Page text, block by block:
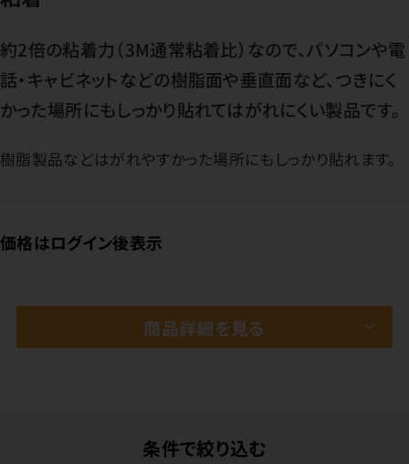
約2倍の粘着力（3M通常粘着比）なので、パソコンや電
話・キャビネットなどの樹脂面や垂直面など、つきにく
かった場所にもしっかり貼れてはがれにくい製品です。
樹脂製品などはがれやすかった場所にもしっかり貼れます。
価格はログイン後表示
商品詳細を見る
条件で絞り込む